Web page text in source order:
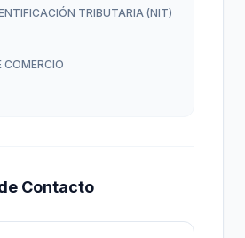
TRIBUTARIA (NIT)
COMERCIO
Contacto